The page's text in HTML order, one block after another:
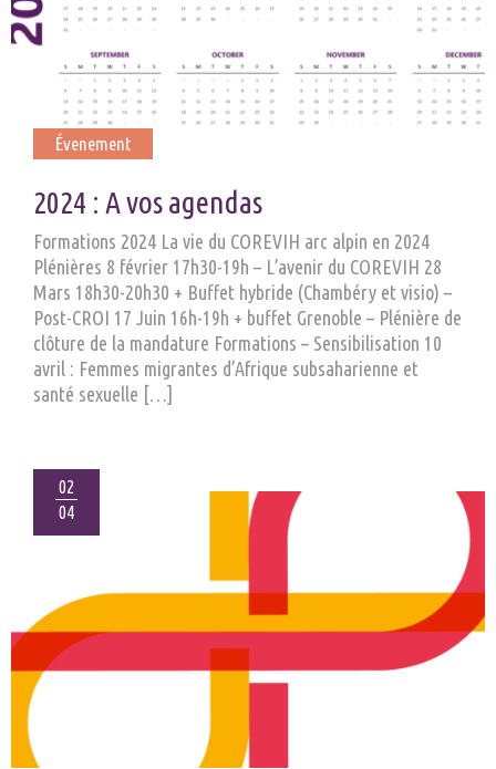
Évenement
2024 : A vos agendas
Formations 2024 La vie du COREVIH arc alpin en 2024
Plénières 8 février 17h30-19h – L’avenir du COREVIH 28
Mars 18h30-20h30 + Buffet hybride (Chambéry et visio) –
Post-CROI 17 Juin 16h-19h + buffet Grenoble – Plénière de
clôture de la mandature Formations – Sensibilisation 10
avril : Femmes migrantes d’Afrique subsaharienne et
santé sexuelle […]
02
04